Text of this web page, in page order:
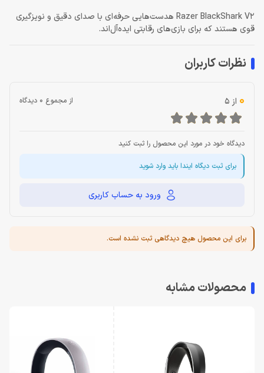
Razer BlackShark V2 هدست‌هایی حرفه‌ای با صدای دقیق و نویزگیری
قوی هستند که برای بازی‌های رقابتی ایده‌آل‌اند.
نظرات کاربران
0 از 5 از مجموع 0 دیدگاه
دیدگاه خود در مورد این محصول را ثبت کنید
برای ثبت دیگاه ایندا باید وارد شوید
ورود به حساب کاربری
برای این محصول هیچ دیدگاهی ثبت نشده است.
محصولات مشابه